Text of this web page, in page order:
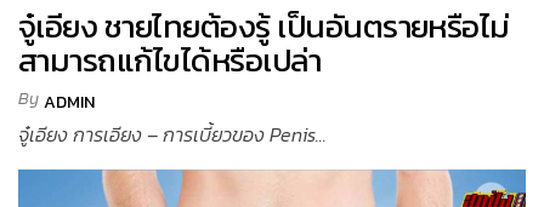
จู๋เอียง ชายไทยต้องรู้ เป็นอันตรายหรือไม่
สามารถแก้ไขได้หรือเปล่า
ByADMIN
จู๋เอียง การเอียง – การเบี้ยวของ Penis...